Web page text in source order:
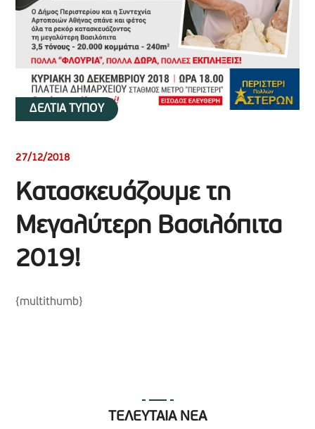
ΔΕΛΤΙΑ ΤΥΠΟΥ
27/12/2018
Κατασκευάζουμε τη
Μεγαλύτερη Βασιλόπιτα
2019!
{multithumb}
ΤΕΛΕΥΤΑΙΑ ΝΕΑ